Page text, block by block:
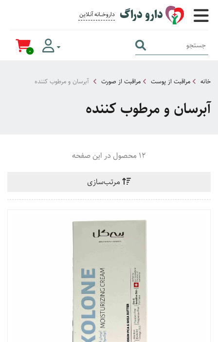
دارو دراگ داروخــــانه آنــلاین برای همــه
0
خانه مراقبت از پوست مراقبت از صورت آبرسان و مرطوب کننده
آبرسان و مرطوب کننده
12 محصول در این صفحه
مرتب‌سازی